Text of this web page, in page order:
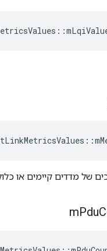
::
::
של מדדים קיימים או
mPdu